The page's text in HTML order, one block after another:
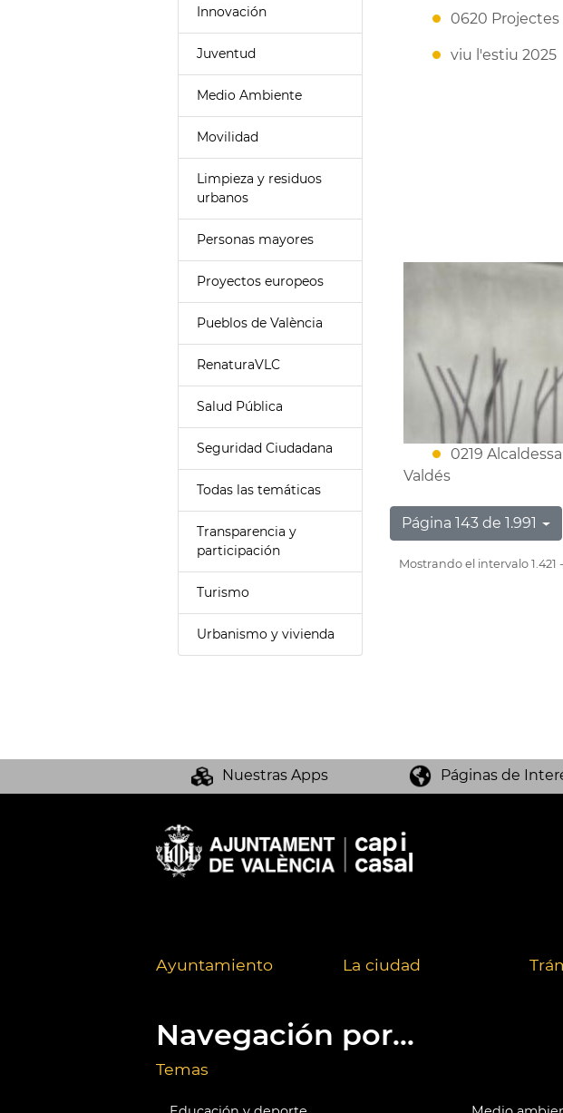
Innovación
Juventud
Medio Ambiente
Movilidad
Limpieza y residuos
urbanos
Personas mayores
Proyectos europeos
Pueblos de València
RenaturaVLC
Salud Pública
Seguridad Ciudadana
Todas las temáticas
Transparencia y
participación
Turismo
Urbanismo y vivienda
0620
viu l'estiu 2025
0219
Valdés
Página 143 de 1.991
Mostrando el intervalo 1.421
Nuestras Apps Páginas de
Ayuntamiento La ciudad
Navegación por...
Temas